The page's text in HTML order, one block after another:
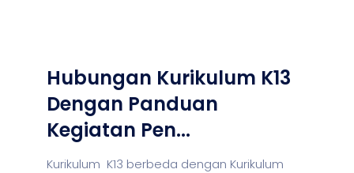
Hubungan Kurikulum K13
Dengan Panduan
Kegiatan Pen...
Kurikulum K13 berbeda dengan Kurikulum